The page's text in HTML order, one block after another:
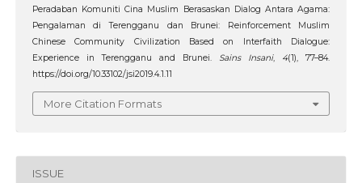
Peradaban Komuniti Cina Muslim Berasaskan Dialog Antara Agama:
Pengalaman di Terengganu dan Brunei: Reinforcement Muslim
Chinese Community Civilization Based on Interfaith Dialogue:
Experience in Terengganu and Brunei. Sains Insani, 4(1), 77–84.
https://doi.org/10.33102/jsi2019.4.1.11
More Citation Formats
ISSUE